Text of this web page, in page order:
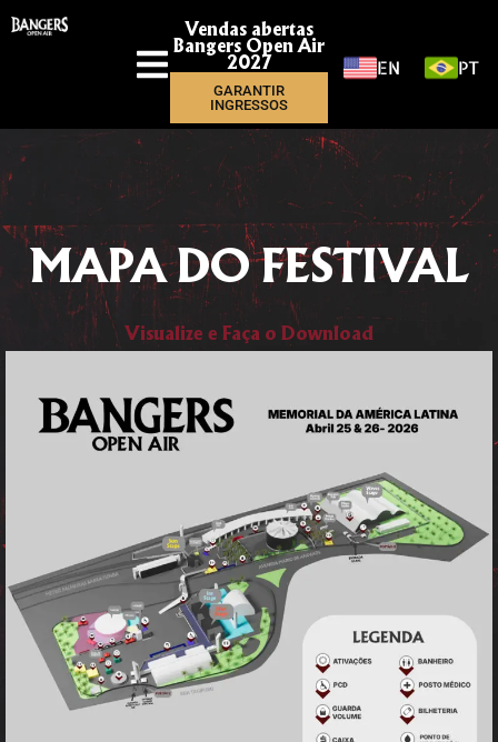
Vendas abertas
Bangers Open Air
2027
GARANTIR
INGRESSOS
EN PT
MAPA DO FESTIVAL
Visualize e Faça o Download